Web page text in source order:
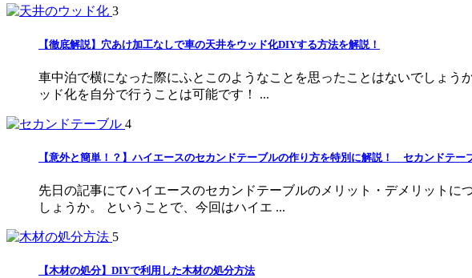
3
【徹底解説】穴あけ加工なしで車の天井をウッド化DIYする方法を解説！
車中泊で横になった際にふとこのようなことを思ったことはないでしょ
ッド化を自分で行うことは可能です！ ...
4
【意外と簡単！？】ハイエースのセカンドテーブルの作り方を特別に解説！ セカンドテー
先日の記事にてハイエースのセカンドテーブルのメリット・デメリット
しょうか。 ということで、今回はハイエ ...
5
【木材の処分】DIYで利用した木材の処分方法